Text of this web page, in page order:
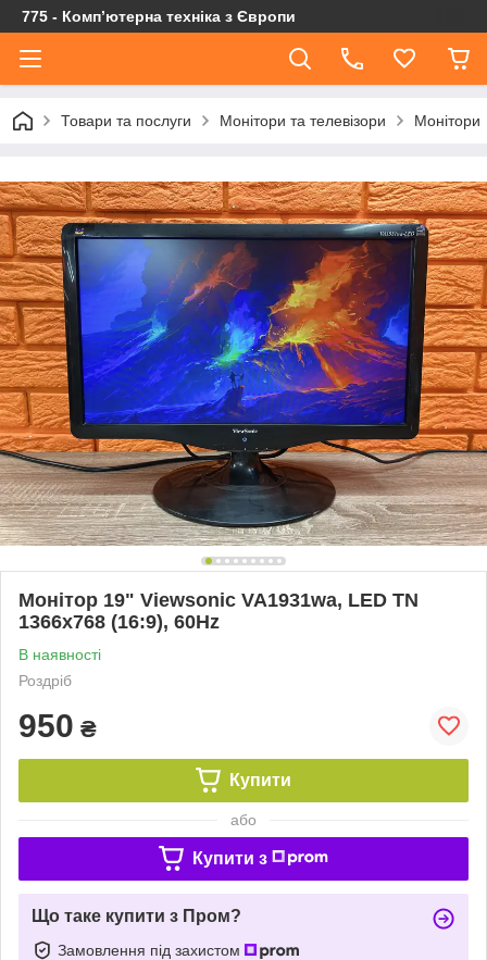
775 - Компʼютерна техніка з Європи
Товари та послуги Монітори та телевізори Монітори
Монітор 19" Viewsonic VA1931wa, LED TN
1366x768 (16:9), 60Hz
В наявності
Роздріб
950 ₴
Купити
або
Купити з
Що таке купити з Пром?
Замовлення під захистом